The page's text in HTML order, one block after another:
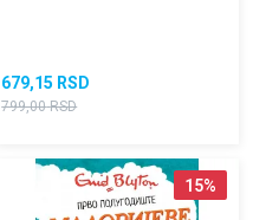
679,15 RSD
799,00 RSD
15%